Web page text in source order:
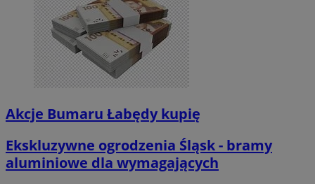
Akcje Bumaru Łabędy kupię
Ekskluzywne ogrodzenia Śląsk - bramy
aluminiowe dla wymagających